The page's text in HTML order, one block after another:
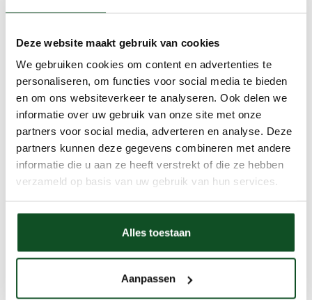
Deze website maakt gebruik van cookies
We gebruiken cookies om content en advertenties te
personaliseren, om functies voor social media te bieden
en om ons websiteverkeer te analyseren. Ook delen we
informatie over uw gebruik van onze site met onze
partners voor social media, adverteren en analyse. Deze
partners kunnen deze gegevens combineren met andere
informatie die u aan ze heeft verstrekt of die ze hebben
verzameld op basis van uw gebruik van hun services.
Alles toestaan
Aanpassen